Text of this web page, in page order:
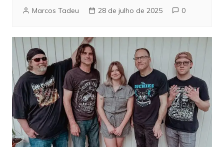
Marcos Tadeu 28 de julho de 2025 0